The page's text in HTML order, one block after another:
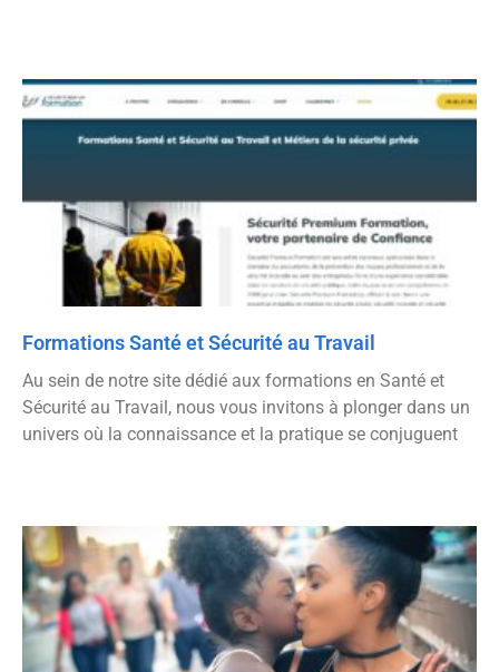
Formations Santé et Sécurité au Travail
Au sein de notre site dédié aux formations en Santé et
Sécurité au Travail, nous vous invitons à plonger dans un
univers où la connaissance et la pratique se conjuguent